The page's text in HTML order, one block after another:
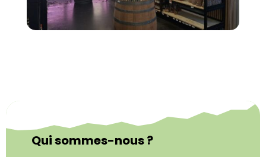
Qui sommes-nous ?